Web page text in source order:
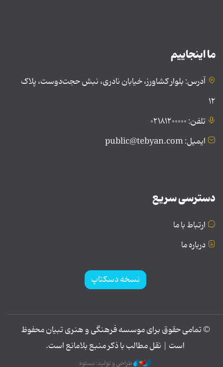
ما اینجاییم
آدرس: بلوار کشاورز، خیابان نادری، نبش حجت‌دوست، پلاک
۱۲
تلفن: ۰۲۱۸۱۲۰۰۰۰۰
ایمیل: public@tebyan.com
دسترسی سریع
ارتباط با ما
درباره ما
نسخه دسکتاپ
© تمامی حقوق برای موسسه فرهنگی و هنری تبیان محفوظ
است | نقل مطالب با ذکر منبع بلامانع است.
طراحی و تولید: نستوه